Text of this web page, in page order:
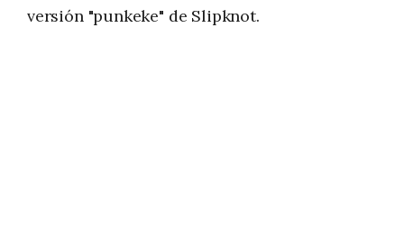
versión "punkeke" de Slipknot.